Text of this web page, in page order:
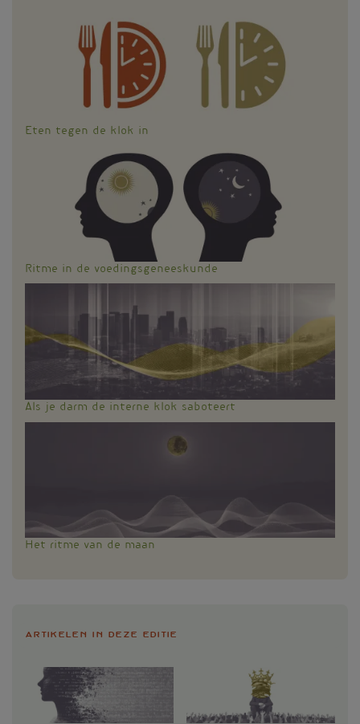
Eten tegen de klok in
Ritme in de voedingsgeneeskunde
Als je darm de interne klok saboteert
Het ritme van de maan
Artikelen in deze editie